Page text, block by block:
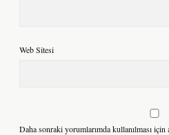
Web Sitesi
Daha sonraki yorumlarımda kullanılması